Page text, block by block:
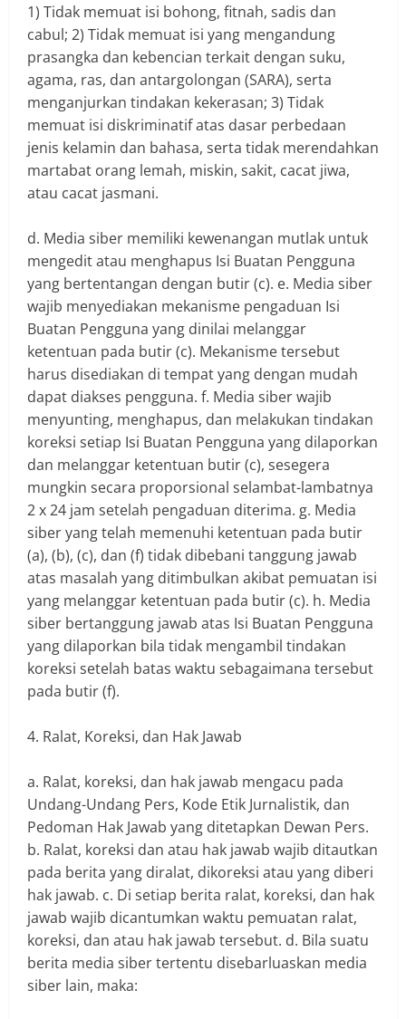
1) Tidak memuat isi bohong, fitnah, sadis dan
cabul; 2) Tidak memuat isi yang mengandung
prasangka dan kebencian terkait dengan suku,
agama, ras, dan antargolongan (SARA), serta
menganjurkan tindakan kekerasan; 3) Tidak
memuat isi diskriminatif atas dasar perbedaan
jenis kelamin dan bahasa, serta tidak merendahkan
martabat orang lemah, miskin, sakit, cacat jiwa,
atau cacat jasmani.
d. Media siber memiliki kewenangan mutlak untuk
mengedit atau menghapus Isi Buatan Pengguna
yang bertentangan dengan butir (c). e. Media siber
wajib menyediakan mekanisme pengaduan Isi
Buatan Pengguna yang dinilai melanggar
ketentuan pada butir (c). Mekanisme tersebut
harus disediakan di tempat yang dengan mudah
dapat diakses pengguna. f. Media siber wajib
menyunting, menghapus, dan melakukan tindakan
koreksi setiap Isi Buatan Pengguna yang dilaporkan
dan melanggar ketentuan butir (c), sesegera
mungkin secara proporsional selambat-lambatnya
2 x 24 jam setelah pengaduan diterima. g. Media
siber yang telah memenuhi ketentuan pada butir
(a), (b), (c), dan (f) tidak dibebani tanggung jawab
atas masalah yang ditimbulkan akibat pemuatan isi
yang melanggar ketentuan pada butir (c). h. Media
siber bertanggung jawab atas Isi Buatan Pengguna
yang dilaporkan bila tidak mengambil tindakan
koreksi setelah batas waktu sebagaimana tersebut
pada butir (f).
4. Ralat, Koreksi, dan Hak Jawab
a. Ralat, koreksi, dan hak jawab mengacu pada
Undang-Undang Pers, Kode Etik Jurnalistik, dan
Pedoman Hak Jawab yang ditetapkan Dewan Pers.
b. Ralat, koreksi dan atau hak jawab wajib ditautkan
pada berita yang diralat, dikoreksi atau yang diberi
hak jawab. c. Di setiap berita ralat, koreksi, dan hak
jawab wajib dicantumkan waktu pemuatan ralat,
koreksi, dan atau hak jawab tersebut. d. Bila suatu
berita media siber tertentu disebarluaskan media
siber lain, maka: